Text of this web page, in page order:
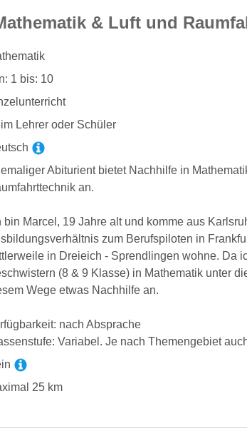
& Luft und
1 bis: 10
Lehrer oder Schüler
Abiturient bietet Nachhilfe in
an.
bin Marcel, 19 Jahre alt und komme aus
zum Berufspiloten in
in Dreieich - Sprendlingen wohne. Da
(8 & 9 Klasse) in Mathematik unter
Wege etwas Nachhilfe an.
nach Absprache
Variabel. Je nach Themengebiet
25 km